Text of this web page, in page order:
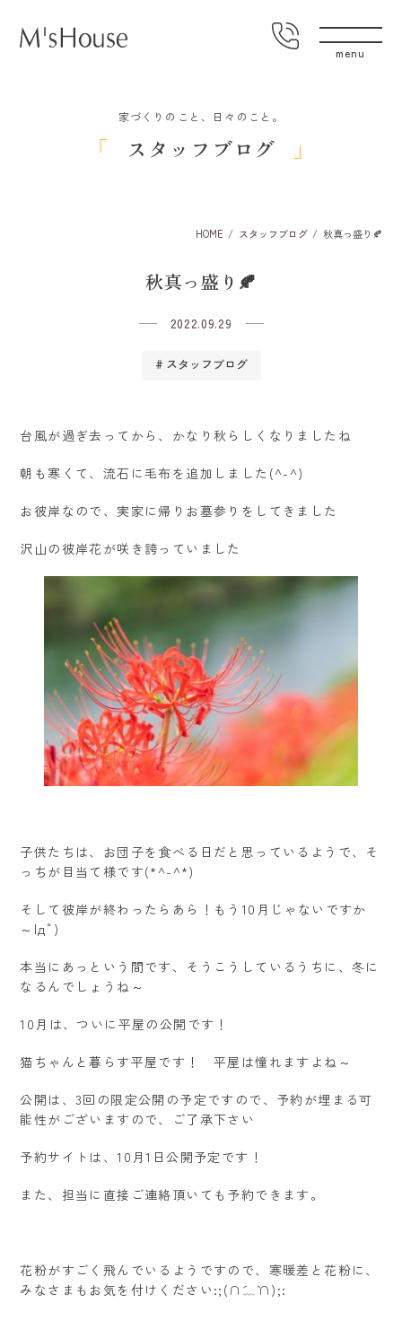
スタッフブログ
家づくりのこと、日々のこと。
HOME スタッフブログ 秋真っ盛り🍂
秋真っ盛り🍂
2022.09.29
スタッフブログ
台風が過ぎ去ってから、かなり秋らしくなりましたね
朝も寒くて、流石に毛布を追加しました(^-^)
お彼岸なので、実家に帰りお墓参りをしてきました
沢山の彼岸花が咲き誇っていました
子供たちは、お団子を食べる日だと思っているようで、そ
っちが目当て様です(*^-^*)
そして彼岸が終わったらあら！もう10月じゃないですか
～|дﾟ)
本当にあっという間です、そうこうしているうちに、冬に
なるんでしょうね～
10月は、ついに平屋の公開です！
猫ちゃんと暮らす平屋です！ 平屋は憧れますよね～
公開は、3回の限定公開の予定ですので、予約が埋まる可
能性がございますので、ご了承下さい
予約サイトは、10月1日公開予定です！
また、担当に直接ご連絡頂いても予約できます。
花粉がすごく飛んでいるようですので、寒暖差と花粉に、
みなさまもお気を付けください:;(∩´﹏`∩);: